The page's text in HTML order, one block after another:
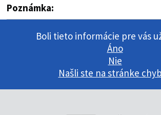
Poznámka:
Boli tieto informácie pre vás
Áno
Nie
Našli ste na stránke